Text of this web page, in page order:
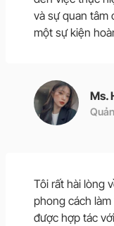
và sự quan tâm
một sự kiện
Ms.
Tôi rất hài lòng
phong cách
được hợp tác